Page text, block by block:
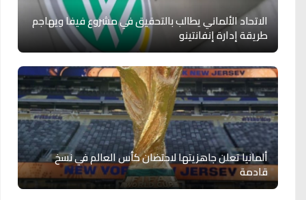
الاتحاد الألماني يطالب بالتحقيق في مشروع فيفا ويهاجم
طريقة إدارة إنفانتينو
ألمانيا تعلن جاهزيتها لاحتضان كأس العالم في نسخ
قادمة